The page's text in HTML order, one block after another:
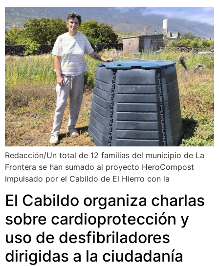
Redacción/Un total de 12 familias del municipio de La
Frontera se han sumado al proyecto HeroCompost
impulsado por el Cabildo de El Hierro con la
El Cabildo organiza charlas
sobre cardioprotección y
uso de desfibriladores
dirigidas a la ciudadanía